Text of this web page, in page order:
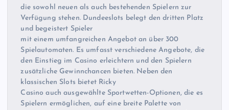
die sowohl neuen als auch bestehenden Spielern zur
Verfügung stehen. Dundeeslots belegt den dritten Platz
und begeistert Spieler
mit einem umfangreichen Angebot an über 300
Spielautomaten. Es umfasst verschiedene Angebote, die
den Einstieg im Casino erleichtern und den Spielern
zusätzliche Gewinnchancen bieten. Neben den
klassischen Slots bietet Ricky
Casino auch ausgewählte Sportwetten-Optionen, die es
Spielern ermöglichen, auf eine breite Palette von